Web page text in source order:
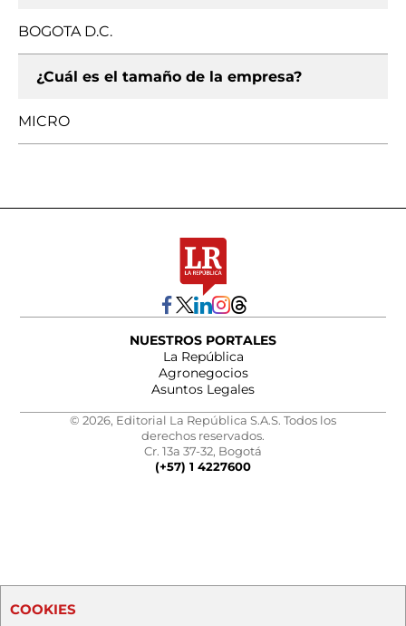
BOGOTA D.C.
¿Cuál es el tamaño de la empresa?
MICRO
NUESTROS PORTALES
La República
Agronegocios
Asuntos Legales
© 2026, Editorial La República S.A.S. Todos los
derechos reservados.
Cr. 13a 37-32, Bogotá
(+57) 1 4227600
COOKIES